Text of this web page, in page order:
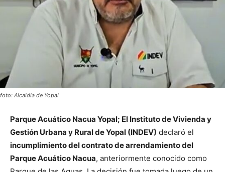
foto: Alcaldia de Yopal
Parque Acuático Nacua Yopal; El Instituto de Vivienda y
Gestión Urbana y Rural de Yopal (INDEV) declaró el
incumplimiento del contrato de arrendamiento del
Parque Acuático Nacua, anteriormente conocido como